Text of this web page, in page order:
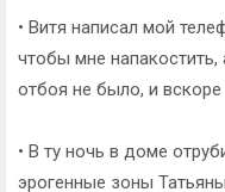
• Витя написал мой
чтобы мне
отбоя не было, и вскоре
• В ту ночь в доме
эрогенные зоны